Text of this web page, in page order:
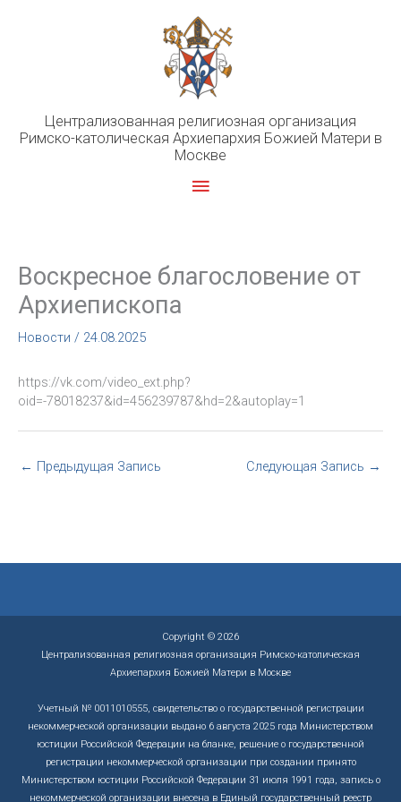
Централизованная религиозная организация
Римско-католическая Архиепархия Божией Матери в
Москве
Главное
Воскресное благословение от
Архиепископа
Новости / 24.08.2025
https://vk.com/video_ext.php?
oid=-78018237&id=456239787&hd=2&autoplay=1
← Предыдущая Запись Следующая Запись →
Copyright © 2026
Централизованная религиозная организация Римско-католическая
Архиепархия Божией Матери в Москве
Учетный № 0011010555, свидетельство о государственной регистрации
некоммерческой организации выдано 6 августа 2025 года Министерством
юстиции Российской Федерации на бланке, решение о государственной
регистрации некоммерческой организации при создании принято
Министерством юстиции Российской Федерации 31 июля 1991 года, запись о
некоммерческой организации внесена в Единый государственный реестр